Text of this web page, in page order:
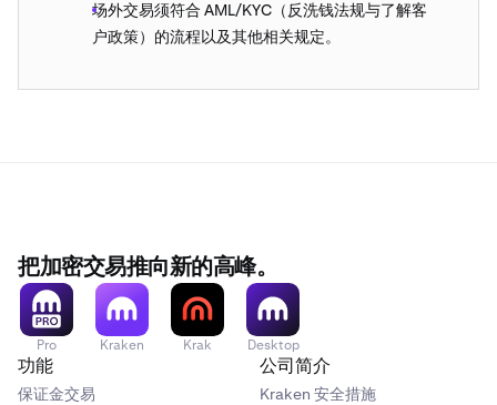
您的结算选项：
择的外部钱包在24小时内完成交易结算
的资产将在几秒钟内结算到您的Kraken账户。
符合条件的客户可使用灵活的结算
Kraken账户、银行或外部钱包在24小时内完成交易
结算。
场外交易须符合 AML/KYC（反洗钱法规与了解客
户政策）的流程以及其他相关规定。
把加密交易推向新的高峰。
Pro Kraken Krak Desktop
功能
保证金交易
公司简介
Kraken 安全措施